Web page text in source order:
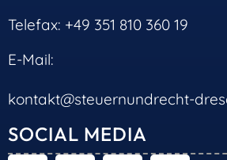
Telefax: +49 351 810 360 19
E-Mail:
kontakt@steuernundrecht-
SOCIAL MEDIA